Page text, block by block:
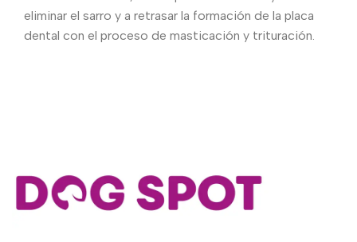
eliminar el sarro y a retrasar la formación de la placa
dental con el proceso de masticación y trituración.